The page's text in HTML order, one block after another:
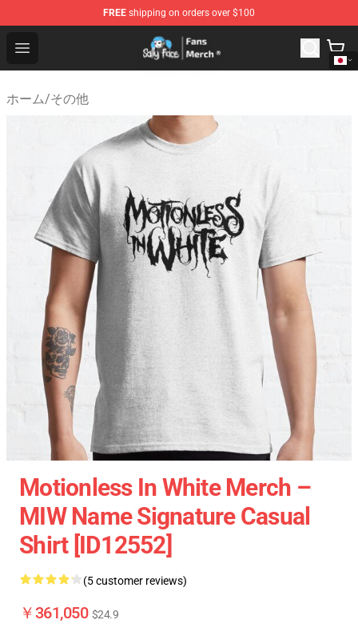
FREE shipping on orders over $100
Open menu
Sally Face Store - Official Sally Face Merchandise Shop
ホーム/その他
Motionless In White Merch –
MIW Name Signature Casual
Shirt [ID12552]
(5 customer reviews)
￥361,050 $24.9